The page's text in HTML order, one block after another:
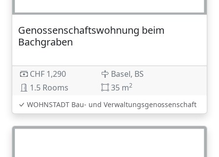
Genossenschaftswohnung beim
Bachgraben
CHF 1,290
1.5 Rooms
Basel, BS
35 m2
WOHNSTADT Bau- und Verwaltungsgenossenschaft